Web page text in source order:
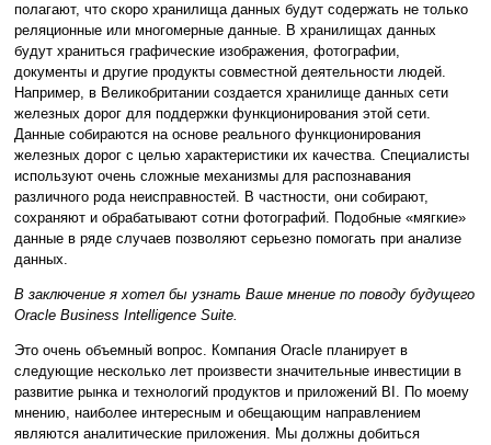
полагают, что скоро хранилища данных будут содержать не только
реляционные или многомерные данные. В хранилищах данных
будут храниться графические изображения, фотографии,
документы и другие продукты совместной деятельности людей.
Например, в Великобритании создается хранилище данных сети
железных дорог для поддержки функционирования этой сети.
Данные собираются на основе реального функционирования
железных дорог с целью характеристики их качества. Специалисты
используют очень сложные механизмы для распознавания
различного рода неисправностей. В частности, они собирают,
сохраняют и обрабатывают сотни фотографий. Подобные «мягкие»
данные в ряде случаев позволяют серьезно помогать при анализе
данных.
В заключение я хотел бы узнать Ваше мнение по поводу будущего
Oracle Business Intelligence Suite.
Это очень объемный вопрос. Компания Oracle планирует в
следующие несколько лет произвести значительные инвестиции в
развитие рынка и технологий продуктов и приложений BI. По моему
мнению, наиболее интересным и обещающим направлением
являются аналитические приложения. Мы должны добиться